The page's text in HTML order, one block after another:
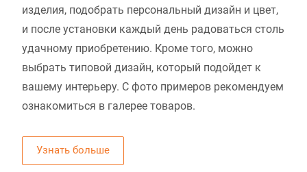
изделия, подобрать персональный дизайн и цвет,
и после установки каждый день радоваться столь
удачному приобретению. Кроме того, можно
выбрать типовой дизайн, который подойдет к
вашему интерьеру. С фото примеров рекомендуем
ознакомиться в галерее товаров.
Узнать больше